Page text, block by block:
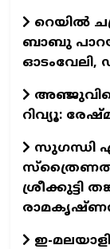
റെയില്‍
ബാബു
ഓടംവേലി,
റിവ്യൂ:
സുഗന്ധി
ശ്രീക്കുട്ടി
ഇ-